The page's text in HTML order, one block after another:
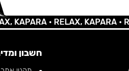
•RELAX, KAPARA •
חשבון